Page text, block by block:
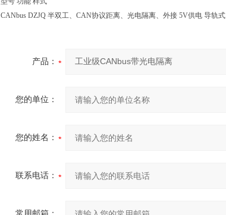
CANbus DZJQ 半双工、CAN协议距离、光电隔离、外接 5V供电 导轨式
产品：
您的单位：
您的姓名：
联系电话：